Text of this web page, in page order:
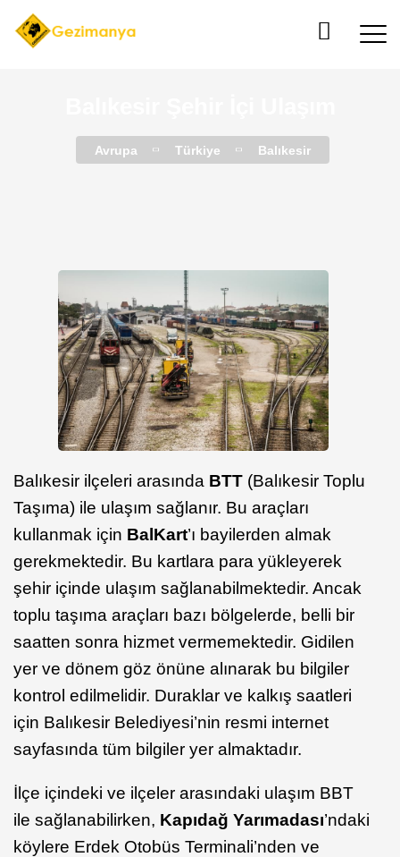
Avrupa Türkiye Balıkesir
Balıkesir ilçeleri arasında BTT (Balıkesir Toplu
Taşıma) ile ulaşım sağlanır. Bu araçları
kullanmak için BalKart’ı bayilerden almak
gerekmektedir. Bu kartlara para yükleyerek
şehir içinde ulaşım sağlanabilmektedir. Ancak
toplu taşıma araçları bazı bölgelerde, belli bir
saatten sonra hizmet vermemektedir. Gidilen
yer ve dönem göz önüne alınarak bu bilgiler
kontrol edilmelidir. Duraklar ve kalkış saatleri
için Balıkesir Belediyesi’nin resmi internet
sayfasında tüm bilgiler yer almaktadır.
İlçe içindeki ve ilçeler arasındaki ulaşım BBT
ile sağlanabilirken, Kapıdağ Yarımadası’ndaki
köylere Erdek Otobüs Terminali’nden ve